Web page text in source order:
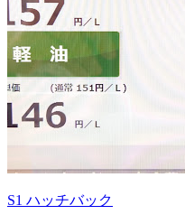
S1 ハッチバック